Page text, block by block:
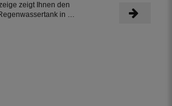
zeigt Ihnen den
in %-